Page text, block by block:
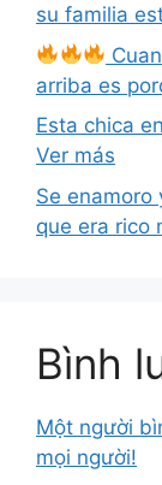
su familia
arriba es
Esta chica
Ver más
Se enamoro
que era rico
Bình
Một người
mọi người!